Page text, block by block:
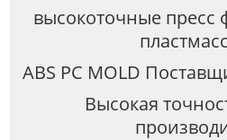
высокоточные пресс
ABS PC MOLD
Высокая